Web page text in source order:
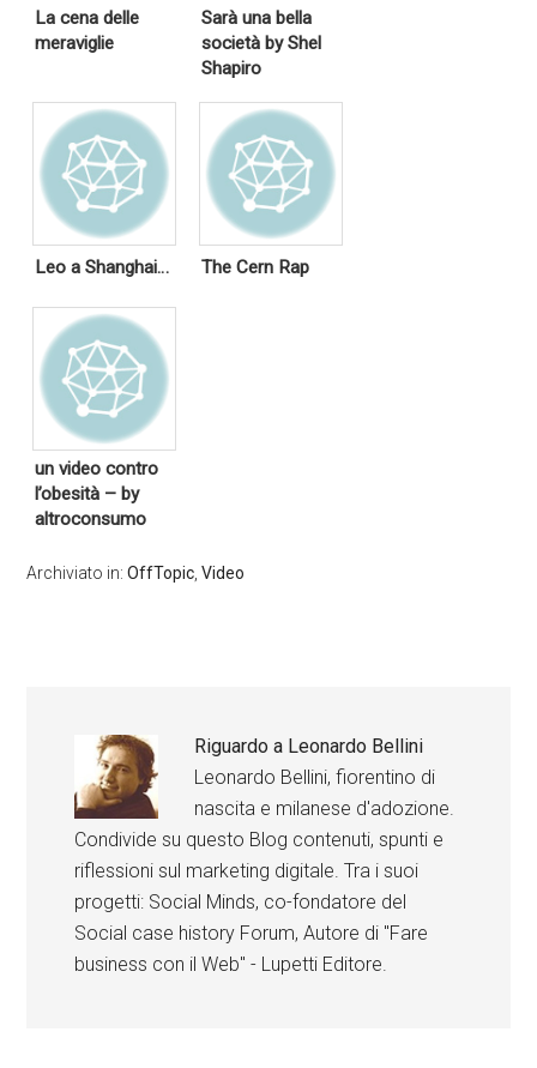
La cena delle
meraviglie
Sarà una bella
società by Shel
Shapiro
Leo a Shanghai… The Cern Rap
un video contro
l’obesità – by
altroconsumo
Archiviato in:OffTopic,Video
Riguardo a Leonardo Bellini
Leonardo Bellini, fiorentino di
nascita e milanese d'adozione.
Condivide su questo Blog contenuti, spunti e
riflessioni sul marketing digitale. Tra i suoi
progetti: Social Minds, co-fondatore del
Social case history Forum, Autore di "Fare
business con il Web" - Lupetti Editore.